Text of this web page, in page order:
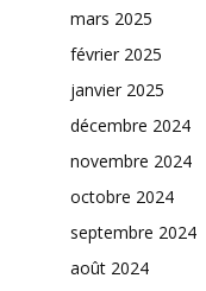
mars 2025
février 2025
janvier 2025
décembre 2024
novembre 2024
octobre 2024
septembre 2024
août 2024